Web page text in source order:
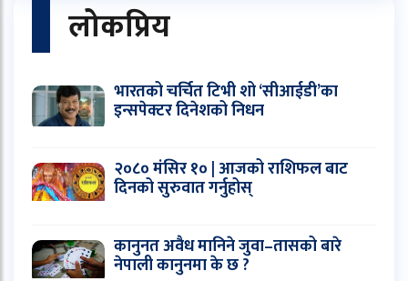
लोकप्रिय
भारतको चर्चित टिभी शो ‘सीआईडी’का
इन्सपेक्टर दिनेशको निधन
२०८० मंसिर १० | आजको राशिफल बाट
दिनको सुरुवात गर्नुहोस्
कानुनत अवैध मानिने जुवा–तासको बारे
नेपाली कानुनमा के छ ?